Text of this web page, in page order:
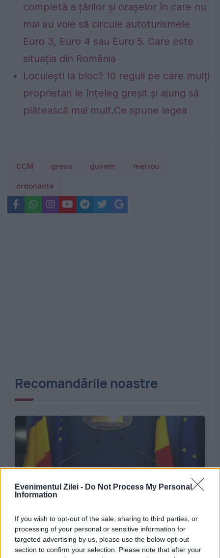
Evenimentul Zilei - Do Not Process My Personal
Information
If you wish to opt-out of the sale, sharing to third parties, or
processing of your personal or sensitive information for
targeted advertising by us, please use the below opt-out
section to confirm your selection. Please note that after your
completă a țărilor și orașelor în care nu
mai au voie să circule autoturismele
Euro 3, Euro 4 sau Euro 5. Care este
situația din România
Locuiești la bloc? 10 reguli pe care mulți
proprietari le înțeleg greșit și ajung să
plătească mai mult.Ce spune legea
CCM greva guvern metrou
ordonanta
Recomandările noastre
POLITICA
Propunere surpriză pentru funcția de premier:
„S-a întâmplat în fața lui Nicușor Dan”